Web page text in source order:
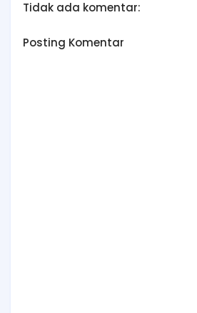
Tidak ada komentar:
Posting Komentar